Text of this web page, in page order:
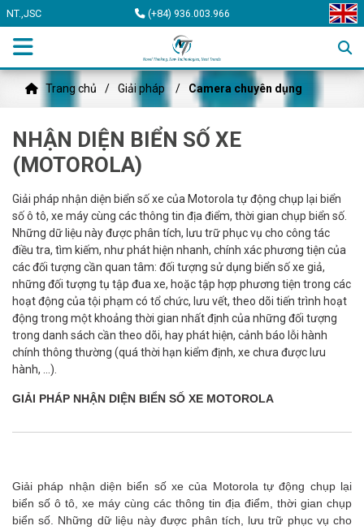
NT.,JSC (+84) 936.003.966
Trang chủ Giải pháp Camera chuyên dụng
NHẬN DIỆN BIỂN SỐ XE
(MOTOROLA)
Giải pháp nhận diện biển số xe của Motorola tự động chụp lại biển
số ô tô, xe máy cùng các thông tin địa điểm, thời gian chụp biển số.
Những dữ liệu này được phân tích, lưu trữ phục vụ cho công tác
điều tra, tìm kiếm, như phát hiện nhanh, chính xác phương tiện của
các đối tượng cần quan tâm: đối tượng sử dụng biển số xe giả,
những đối tượng tụ tập đua xe, hoặc tập hợp phương tiện trong các
hoạt động của tội phạm có tổ chức, lưu vết, theo dõi tiến trình hoạt
động trong một khoảng thời gian nhất định của những đối tượng
trong danh sách cần theo dõi, hay phát hiện, cảnh báo lỗi hành
chính thông thường (quá thời hạn kiểm định, xe chưa được lưu
hành, …).
GIẢI PHÁP NHẬN DIỆN BIỂN SỐ XE MOTOROLA
Giải pháp nhận diện biển số xe của Motorola tự động chụp lại
biển số ô tô, xe máy cùng các thông tin địa điểm, thời gian chụp
biển số. Những dữ liệu này được phân tích, lưu trữ phục vụ cho